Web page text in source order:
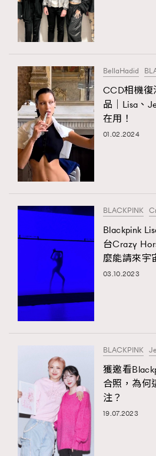
(nmg.com.hk/privacy) 閱讀本公
本人願意接收新傳媒集團的最新消
新傳媒集團使用本人的個人資
About us Collaboration Opportunity
| Japan | Portugal
BellaHadid
CCD相機
品｜Lisa、
在用！
01.02.2024
BLACKPINK
Blackpink
台Crazy
麼能請來宇
03.10.2023
BLACKPINK
獲邀看
合照，為何
注？
19.07.2023